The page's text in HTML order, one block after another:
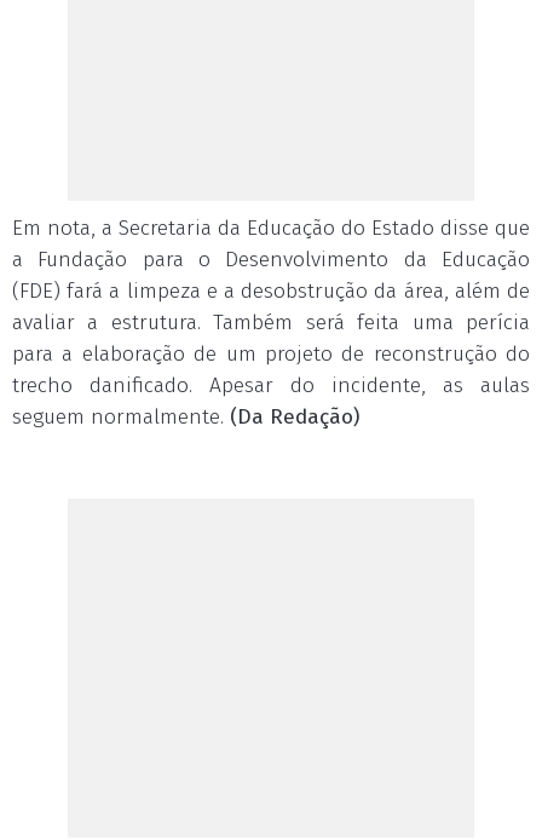
Em nota, a Secretaria da Educação do Estado disse que
a Fundação para o Desenvolvimento da Educação
(FDE) fará a limpeza e a desobstrução da área, além de
avaliar a estrutura. Também será feita uma perícia
para a elaboração de um projeto de reconstrução do
trecho danificado. Apesar do incidente, as aulas
seguem normalmente. (Da Redação)